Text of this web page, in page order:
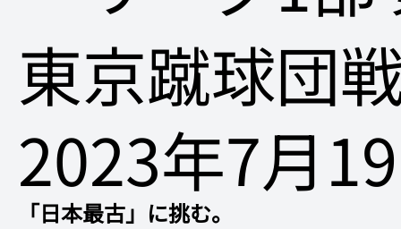
東京蹴球団
2023年7月
「日本最古」に挑む。